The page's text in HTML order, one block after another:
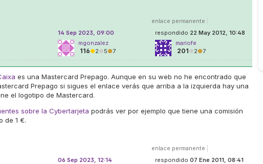
enlace permanente
respondido 22 May 2012, 10:48
mariofe
201●2●7
14 Sep 2023, 09:00
mgonzalez
116●2●5●7
es una Mastercard Prepago. Aunque en su web no he encontrado que
Prepago si sigues el enlace verás que arriba a la izquierda hay una
el logotipo de Mastercard.
sobre la Cybertarjeta podrás ver por ejemplo que tiene una comisión
de 1 €.
enlace permanente
respondido 07 Ene 2011, 08:41
06 Sep 2023, 12:14